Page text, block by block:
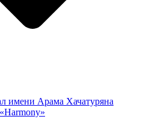
имени Арама Хачатуряна